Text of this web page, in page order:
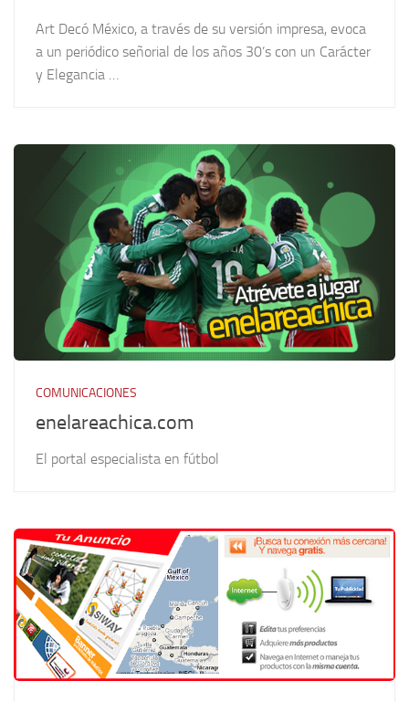
Art Decó México, a través de su versión impresa, evoca
a un periódico señorial de los años 30’s con un Carácter
y Elegancia …
COMUNICACIONES
enelareachica.com
El portal especialista en fútbol